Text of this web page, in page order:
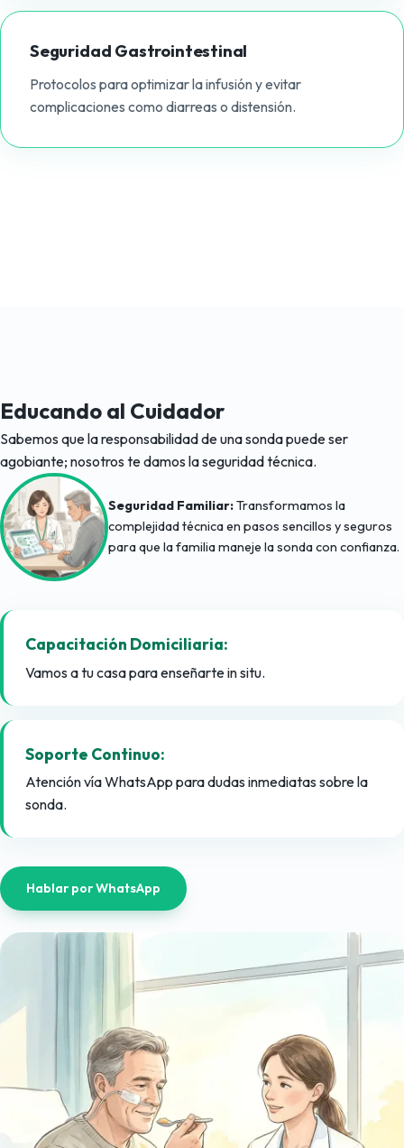
Seguridad Gastrointestinal
Protocolos para optimizar la infusión y evitar
complicaciones como diarreas o distensión.
Educando al Cuidador
Sabemos que la responsabilidad de una sonda puede ser
agobiante; nosotros te damos la seguridad técnica.
Seguridad Familiar:Transformamos la
complejidad técnica en pasos sencillos y seguros
para que la familia maneje la sonda con confianza.
Capacitación Domiciliaria:
Vamos a tu casa para enseñarte in situ.
Soporte Continuo:
Atención vía WhatsApp para dudas inmediatas sobre la
sonda.
Hablar por WhatsApp